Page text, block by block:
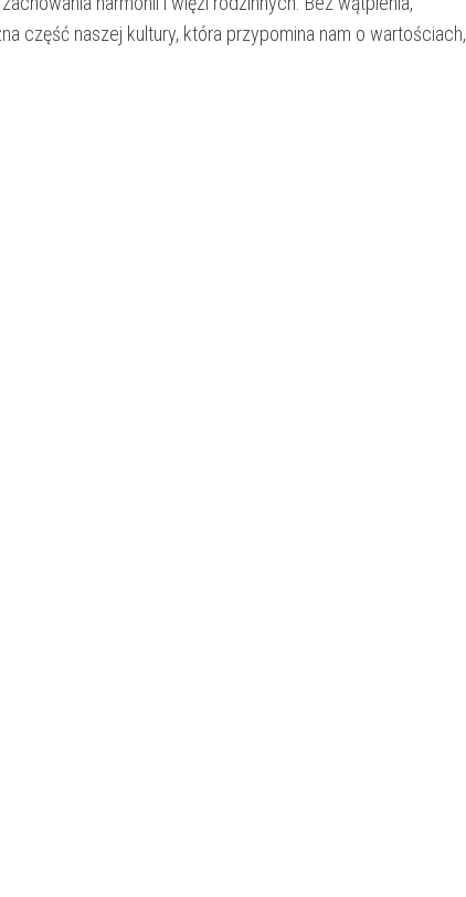
część⁤ naszej kultury,⁢ która⁤ przypomina ⁣nam o wartościach,​